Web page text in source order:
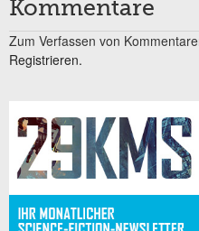
Kommentare
Zum Verfassen von
Registrieren.